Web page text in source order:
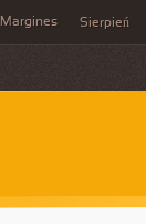
Margines Sierpień